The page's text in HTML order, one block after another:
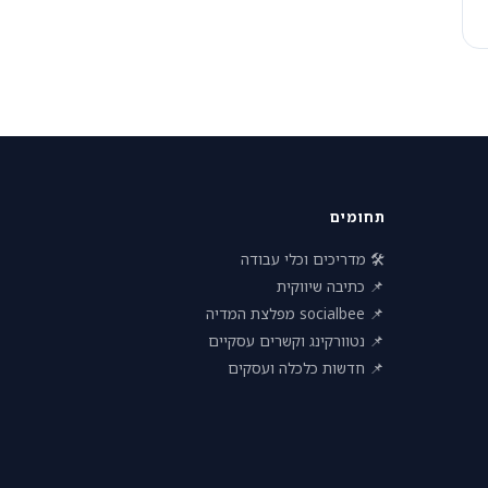
תחומים
🛠 מדריכים וכלי עבודה
📌 כתיבה שיווקית
📌 socialbee מפלצת המדיה
📌 נטוורקינג וקשרים עסקיים
📌 חדשות כלכלה ועסקים